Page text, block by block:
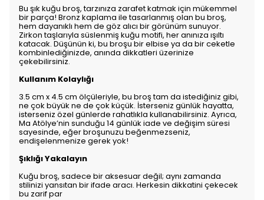
Bu şık kuğu broş, tarzınıza zarafet katmak için mükemmel
bir parça! Bronz kaplama ile tasarlanmış olan bu broş,
hem dayanıklı hem de göz alıcı bir görünüm sunuyor.
Zirkon taşlarıyla süslenmiş kuğu motifi, her anınıza ışıltı
katacak. Düşünün ki, bu broşu bir elbise ya da bir ceketle
kombinlediğinizde, anında dikkatleri üzerinize
çekebilirsiniz.
Kullanım Kolaylığı
3.5 cm x 4.5 cm ölçüleriyle, bu broş tam da istediğiniz gibi,
ne çok büyük ne de çok küçük. İsterseniz günlük hayatta,
isterseniz özel günlerde rahatlıkla kullanabilirsiniz. Ayrıca,
Ma Atölye’nin sunduğu 14 günlük iade ve değişim süresi
sayesinde, eğer broşunuzu beğenmezseniz,
endişelenmenize gerek yok!
Şıklığı Yakalayın
Kuğu broş, sadece bir aksesuar değil; aynı zamanda
stilinizi yansıtan bir ifade aracı. Herkesin dikkatini çekecek
bu zarif par